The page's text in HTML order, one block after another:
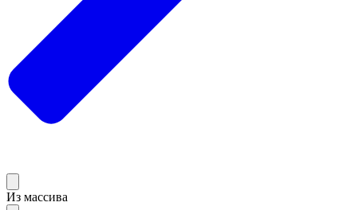
Из массива